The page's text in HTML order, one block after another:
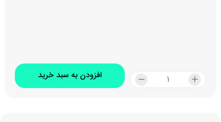
افزودن به سبد خرید